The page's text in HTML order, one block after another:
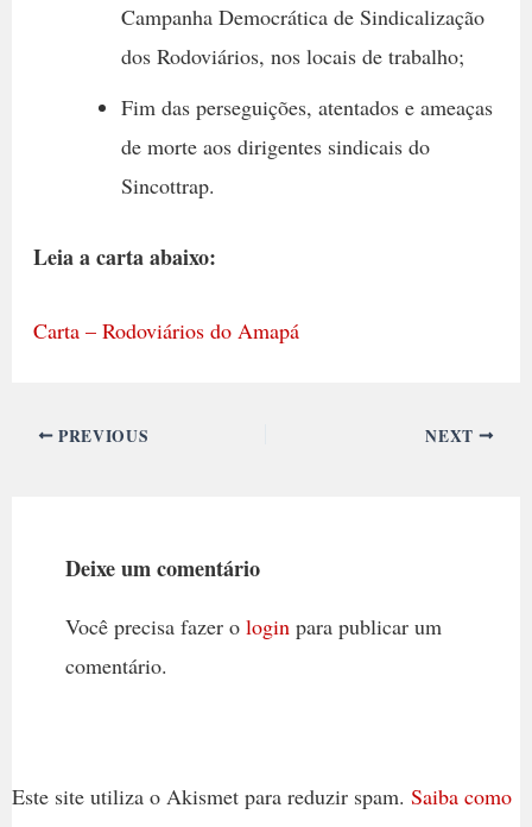
Campanha Democrática de Sindicalização
dos Rodoviários, nos locais de trabalho;
Fim das perseguições, atentados e ameaças
de morte aos dirigentes sindicais do
Sincottrap.
Leia a carta abaixo:
Carta – Rodoviários do Amapá
PREVIOUS NEXT
Deixe um comentário
Você precisa fazer o loginpara publicar um
comentário.
Este site utiliza o Akismet para reduzir spam. Saiba como